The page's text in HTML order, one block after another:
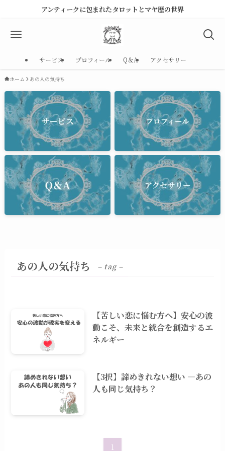
アンティークに包まれたタロットとマヤ歴の世界
サービス プロフィール Q＆A アクセサリー
ホーム あの人の気持ち
あの人の気持ち – tag –
【苦しい恋に悩む方へ】安心の波
動こそ、未来と統合を創造するエ
ネルギー
【3択】諦めきれない想い ―あの
人も同じ気持ち？
1